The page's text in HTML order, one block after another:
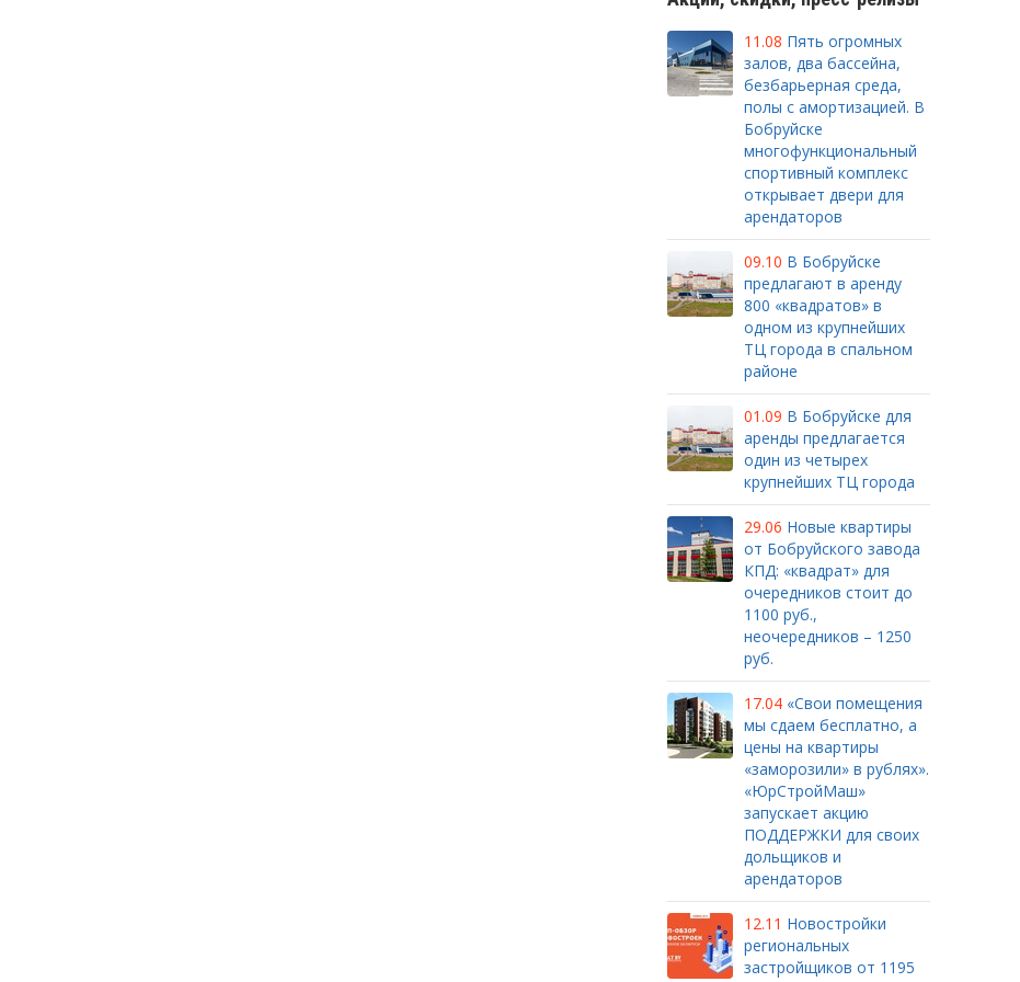
11.08 Пять огромных
залов, два бассейна,
безбарьерная среда,
полы с амортизацией. В
Бобруйске
многофункциональный
спортивный комплекс
открывает двери для
арендаторов
09.10 В Бобруйске
предлагают в аренду
800 «квадратов» в
одном из крупнейших
ТЦ города в спальном
районе
01.09 В Бобруйске для
аренды предлагается
один из четырех
крупнейших ТЦ города
29.06 Новые квартиры
от Бобруйского завода
КПД: «квадрат» для
очередников стоит до
1100 руб.,
неочередников – 1250
руб.
17.04 «Свои помещения
мы сдаем бесплатно, а
цены на квартиры
«заморозили» в рублях».
«ЮрСтройМаш»
запускает акцию
ПОДДЕРЖКИ для своих
дольщиков и
арендаторов
12.11 Новостройки
региональных
застройщиков от 1195